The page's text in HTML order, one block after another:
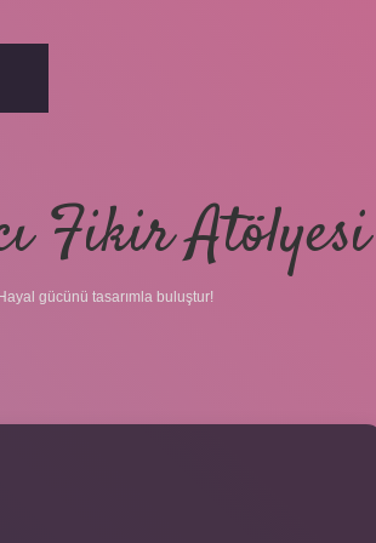
Fikir Atölyesi
Hayal gücünü tasarımla buluştur!